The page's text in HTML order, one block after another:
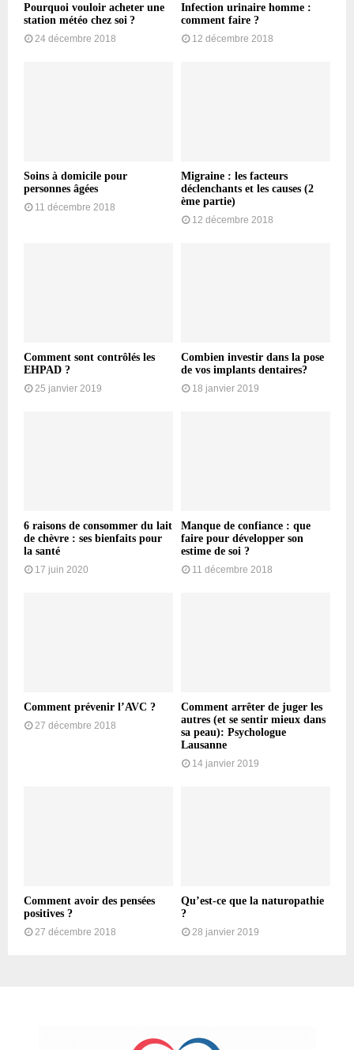
Pourquoi vouloir acheter une
station météo chez soi ?
24 décembre 2018
Infection urinaire homme :
comment faire ?
12 décembre 2018
Soins à domicile pour
personnes âgées
11 décembre 2018
Migraine : les facteurs
déclenchants et les causes (2
ème partie)
12 décembre 2018
Comment sont contrôlés les
EHPAD ?
25 janvier 2019
Combien investir dans la pose
de vos implants dentaires?
18 janvier 2019
6 raisons de consommer du lait
de chèvre : ses bienfaits pour
la santé
17 juin 2020
Manque de confiance : que
faire pour développer son
estime de soi ?
11 décembre 2018
Comment prévenir l’AVC ?
27 décembre 2018
Comment arrêter de juger les
autres (et se sentir mieux dans
sa peau): Psychologue
Lausanne
14 janvier 2019
Comment avoir des pensées
positives ?
27 décembre 2018
Qu’est-ce que la naturopathie
?
28 janvier 2019